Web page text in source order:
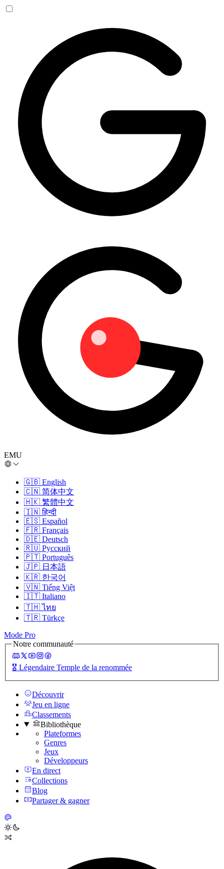
EMU
🇬🇧 English
🇨🇳 简体中文
🇭🇰 繁體中文
🇮🇳 हिन्दी
🇪🇸 Español
🇫🇷 Français
🇩🇪 Deutsch
🇷🇺 Русский
🇵🇹 Português
🇯🇵 日本語
🇰🇷 한국어
🇻🇳 Tiếng Việt
🇮🇹 Italiano
🇹🇭 ไทย
🇹🇷 Türkçe
Mode Pro
Notre communauté
🎖️ Légendaire Temple de la renommée
Découvrir
Jeu en ligne
Classements
Bibliothèque
Plateformes
Genres
Jeux
Développeurs
En direct
Collections
Blog
Partager & gagner